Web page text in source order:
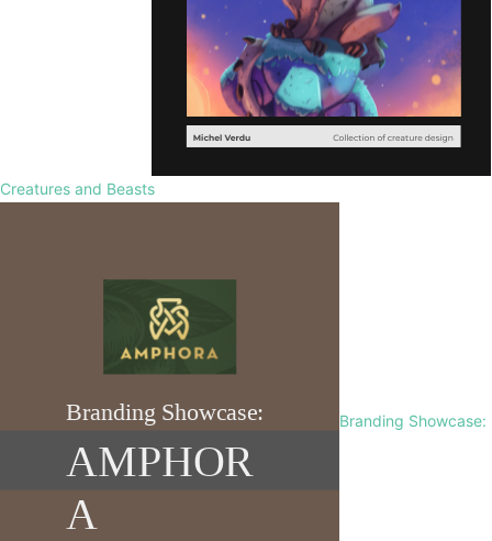
Creatures and Beasts
Branding Showcase: